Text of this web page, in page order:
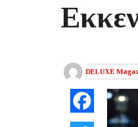
DELUXE
Facebook